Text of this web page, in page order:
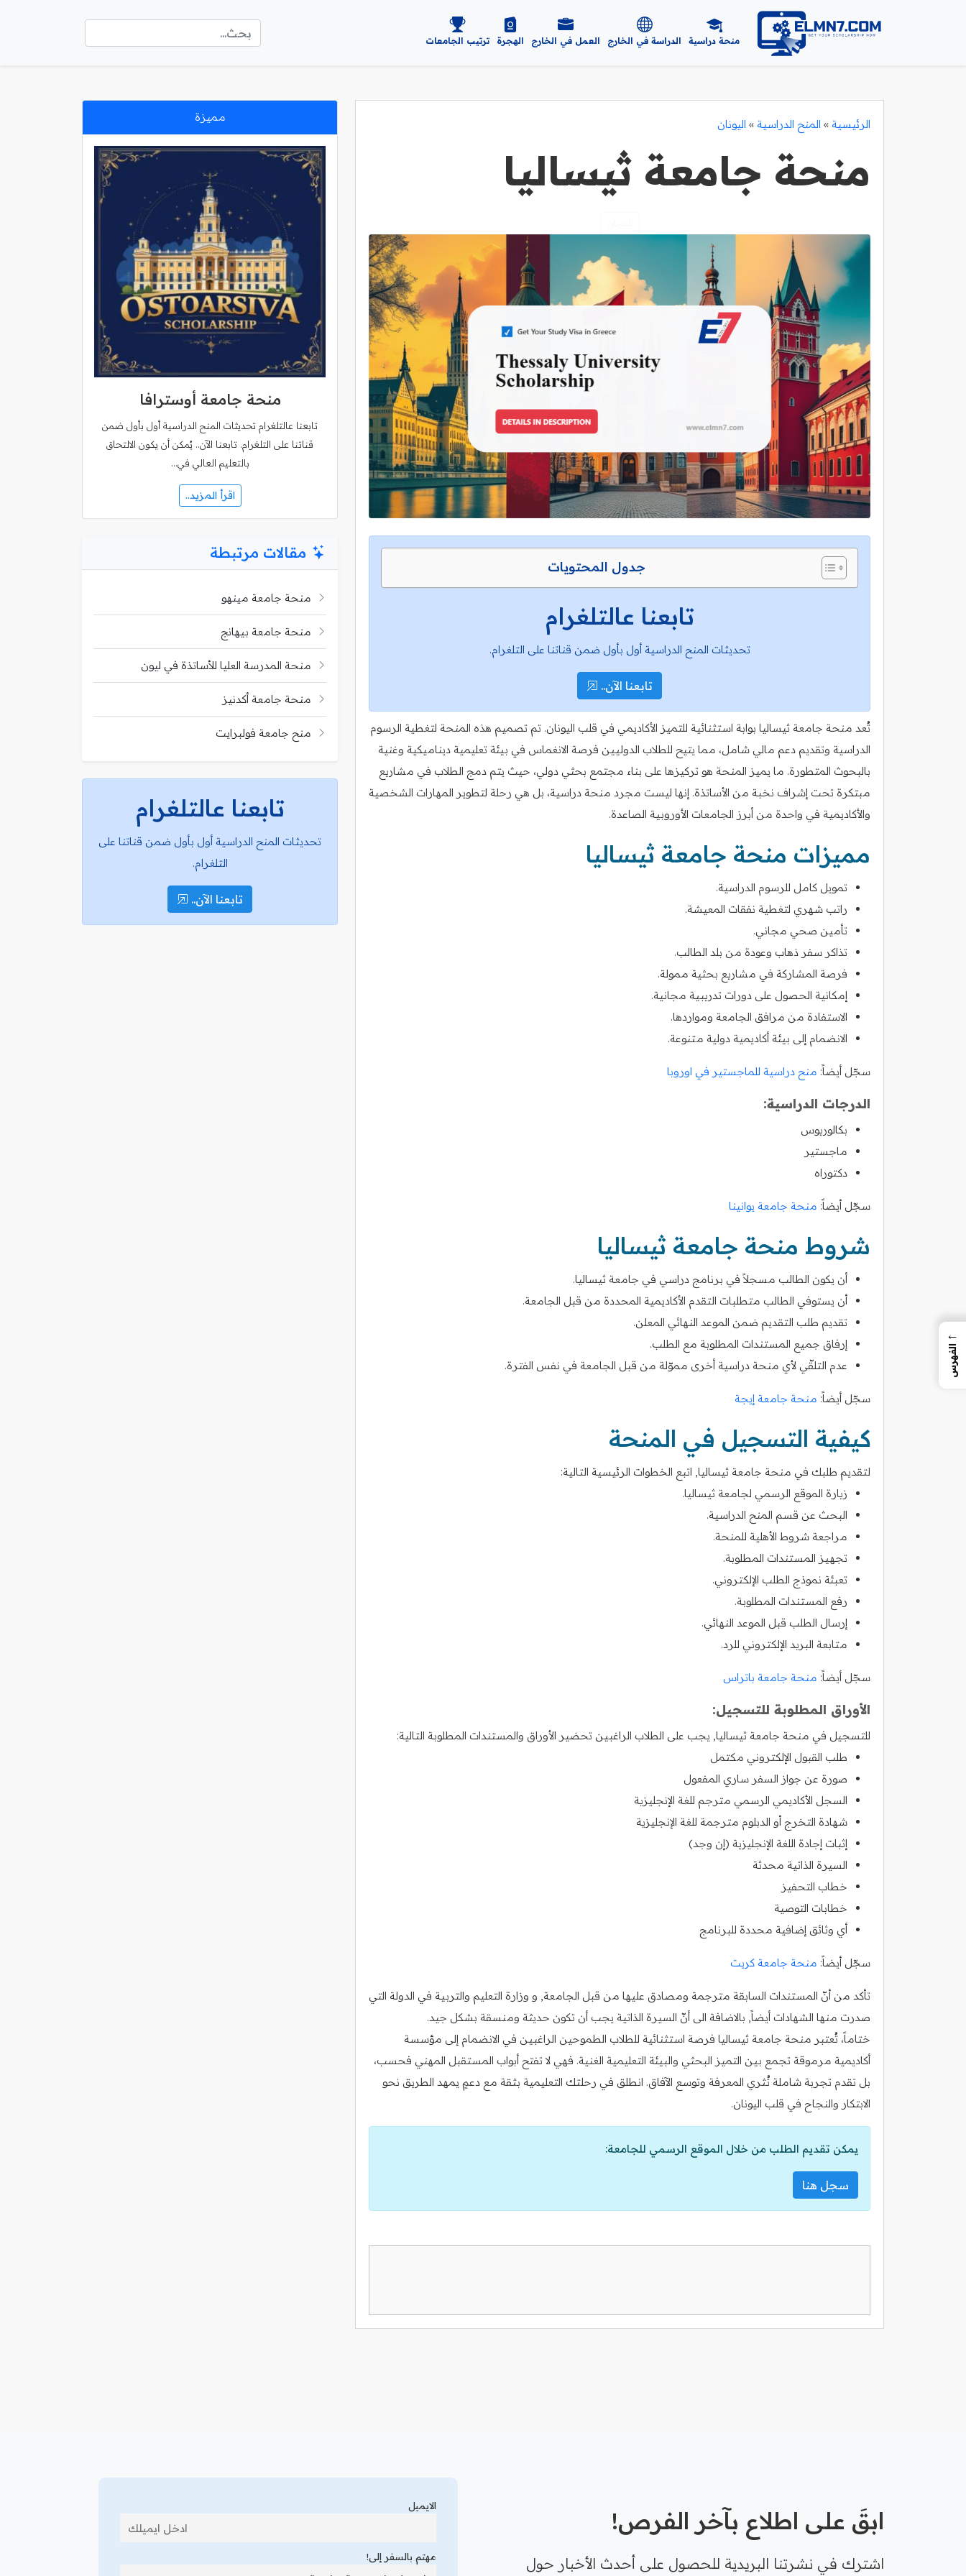
منحة دراسية الدراسة في الخارج العمل في الخارج الهجرة ترتيب الجامعات
الرئيسية » المنح الدراسية » اليونان
منحة جامعة ثيساليا
جدول المحتويات
تابعنا عالتلغرام
تحديثات المنح الدراسية أول بأول ضمن قناتنا على التلغرام.
تابعنا الآن..
تُعد منحة جامعة ثيساليا بوابة استثنائية للتميز الأكاديمي في قلب اليونان. تم تصميم هذه المنحة لتغطية الرسوم
الدراسية وتقديم دعم مالي شامل، مما يتيح للطلاب الدوليين فرصة الانغماس في بيئة تعليمية ديناميكية وغنية
بالبحوث المتطورة. ما يميز المنحة هو تركيزها على بناء مجتمع بحثي دولي، حيث يتم دمج الطلاب في مشاريع
مبتكرة تحت إشراف نخبة من الأساتذة. إنها ليست مجرد منحة دراسية، بل هي رحلة لتطوير المهارات الشخصية
والأكاديمية في واحدة من أبرز الجامعات الأوروبية الصاعدة.
مميزات منحة جامعة ثيساليا
تمويل كامل للرسوم الدراسية.
راتب شهري لتغطية نفقات المعيشة.
تأمين صحي مجاني.
تذاكر سفر ذهاب وعودة من بلد الطالب.
فرصة المشاركة في مشاريع بحثية ممولة.
إمكانية الحصول على دورات تدريبية مجانية.
الاستفادة من مرافق الجامعة ومواردها.
الانضمام إلى بيئة أكاديمية دولية متنوعة.
سجّل أيضاً: منح دراسية للماجستير في اوروبا
الدرجات الدراسية:
بكالوريوس
ماجستير
دكتوراه
سجّل أيضاً: منحة جامعة يوانينا
شروط منحة جامعة ثيساليا
أن يكون الطالب مسجلاً في برنامج دراسي في جامعة ثيساليا.
أن يستوفي الطالب متطلبات التقدم الأكاديمية المحددة من قبل الجامعة.
تقديم طلب التقديم ضمن الموعد النهائي المعلن.
إرفاق جميع المستندات المطلوبة مع الطلب.
عدم التلقّي لأي منحة دراسية أخرى مموّلة من قبل الجامعة في نفس الفترة.
سجّل أيضاً: منحة جامعة إيجة
كيفية التسجيل في المنحة
لتقديم طلبك في منحة جامعة ثيساليا, اتبع الخطوات الرئيسية التالية:
زيارة الموقع الرسمي لجامعة ثيساليا.
البحث عن قسم المنح الدراسية.
مراجعة شروط الأهلية للمنحة.
تجهيز المستندات المطلوبة.
تعبئة نموذج الطلب الإلكتروني.
رفع المستندات المطلوبة.
إرسال الطلب قبل الموعد النهائي.
متابعة البريد الإلكتروني للرد.
سجّل أيضاً: منحة جامعة باتراس
الأوراق المطلوبة للتسجيل:
للتسجيل في منحة جامعة ثيساليا, يجب على الطلاب الراغبين تحضير الأوراق والمستندات المطلوبة التالية:
طلب القبول الإلكتروني مكتمل
صورة عن جواز السفر ساري المفعول
السجل الأكاديمي الرسمي مترجم للغة الإنجليزية
شهادة التخرج أو الدبلوم مترجمة للغة الإنجليزية
إثبات إجادة اللغة الإنجليزية (إن وجد)
السيرة الذاتية محدثة
خطاب التحفيز
خطابات التوصية
أي وثائق إضافية محددة للبرنامج
سجّل أيضاً: منحة جامعة كريت
تأكد من أنّ المستندات السابقة مترجمة ومصادق عليها من قبل الجامعة, و وزارة التعليم والتربية في الدولة التي
صدرت منها الشهادات أيضاً, بالاضافة الى أنّ السيرة الذاتية يجب أن تكون حديثة ومنسقة بشكل جيد.
ختاماً، تُعتبر منحة جامعة ثيساليا فرصة استثنائية للطلاب الطموحين الراغبين في الانضمام إلى مؤسسة
أكاديمية مرموقة تجمع بين التميز البحثي والبيئة التعليمية الغنية. فهي لا تفتح أبواب المستقبل المهني فحسب،
بل تقدم تجربة شاملة تُثري المعرفة وتوسع الآفاق. انطلق في رحلتك التعليمية بثقة مع دعمٍ يمهد الطريق نحو
الابتكار والنجاح في قلب اليونان.
يمكن تقديم الطلب من خلال الموقع الرسمي للجامعة:
سجل هنا
مميزة
منحة جامعة أوسترافا
تابعنا عالتلغرام تحديثات المنح الدراسية أول بأول ضمن
قناتنا على التلغرام. تابعنا الآن.. يُمكن أن يكون الالتحاق
بالتعليم العالي في…
اقرأ المزيد..
مقالات مرتبطة
منحة جامعة مينهو
منحة جامعة بيهانج
منحة المدرسة العليا للأساتذة في ليون
منحة جامعة أكدنيز
منح جامعة فولبرايت
تابعنا عالتلغرام
تحديثات المنح الدراسية أول بأول ضمن قناتنا على
التلغرام.
تابعنا الآن..
ابقَ على اطلاع بآخر الفرص!
اشترك في نشرتنا البريدية للحصول على أحدث الأخبار حول
الايميل
مهتم بالسفر إلى!
←
الفهرس